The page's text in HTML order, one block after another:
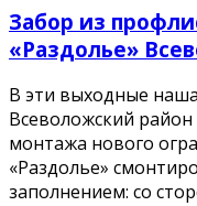
Забор из
«Раздолье»
В эти выходные
Всеволожский район
монтажа нового
«Раздолье»
заполнением: со